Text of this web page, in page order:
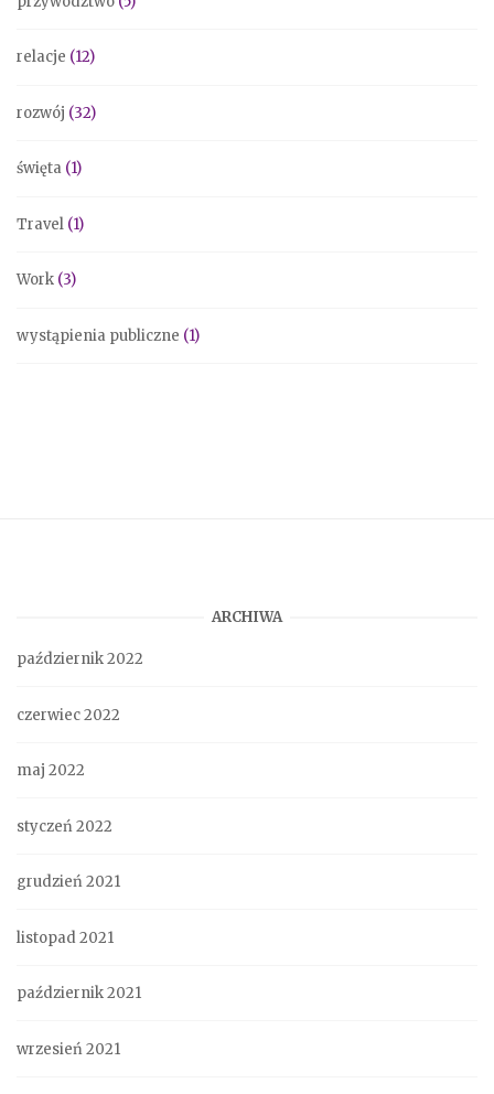
relacje (12)
rozwój (32)
święta (1)
Travel (1)
Work (3)
wystąpienia publiczne (1)
ARCHIWA
październik 2022
czerwiec 2022
maj 2022
styczeń 2022
grudzień 2021
listopad 2021
październik 2021
wrzesień 2021